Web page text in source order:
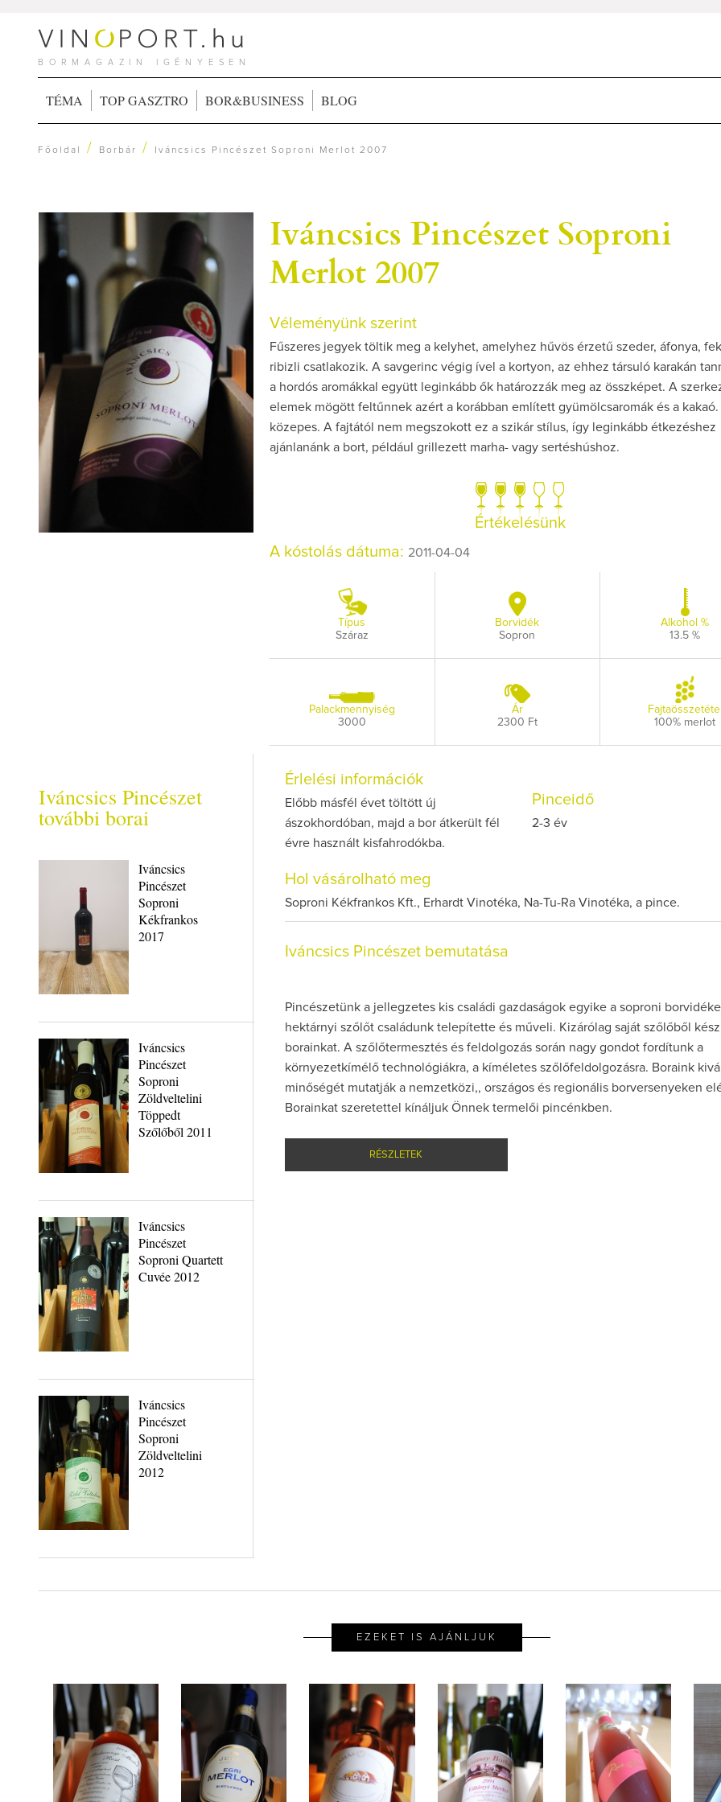
BORMAGAZIN IGÉNYESEN
TÉMA TOP GASZTRO BOR&BUSINESS BLOG
Főoldal / Borbár / Iváncsics Pincészet Soproni Merlot 2007
Iváncsics Pincészet Soproni
Merlot 2007
Véleményünk szerint
Fűszeres jegyek töltik meg a kelyhet, amelyhez hűvös érzetű szeder, áfonya,
ribizli csatlakozik. A savgerinc végig ível a kortyon, az ehhez társuló karakán
a hordós aromákkal együtt leginkább ők határozzák meg az összképet. A
elemek mögött feltűnnek azért a korábban említett gyümölcsaromák és a
közepes. A fajtától nem megszokott ez a szikár stílus, így leginkább étkezéshez
ajánlanánk a bort, például grillezett marha- vagy sertéshúshoz.
Értékelésünk
A kóstolás dátuma: 2011-04-04
Típus
Száraz
Borvidék
Sopron
Alkohol %
13.5 %
Palackmennyiség
3000
Ár
2300 Ft
Fajtaösszetétel
100% merlot
Iváncsics Pincészet
további borai
Iváncsics
Pincészet
Soproni
Kékfrankos
2017
Iváncsics
Pincészet
Soproni
Zöldveltelini
Töppedt
Szőlőből 2011
Iváncsics
Pincészet
Soproni Quartett
Cuvée 2012
Iváncsics
Pincészet
Soproni
Zöldveltelini
2012
Érlelési információk
Előbb másfél évet töltött új
ászokhordóban, majd a bor átkerült fél
évre használt kisfahrodókba.
Pinceidő
2-3 év
Hol vásárolható meg
Soproni Kékfrankos Kft., Erhardt Vinotéka, Na-Tu-Ra Vinotéka, a pince.
Iváncsics Pincészet bemutatása
Pincészetünk a jellegzetes kis családi gazdaságok egyike a soproni
hektárnyi szőlőt családunk telepítette és műveli. Kizárólag saját szőlőből
borainkat. A szőlőtermesztés és feldolgozás során nagy gondot fordítunk a
környezetkímélő technológiákra, a kíméletes szőlőfeldolgozásra. Boraink
minőségét mutatják a nemzetközi,, országos és regionális borversenyeken
Borainkat szeretettel kínáljuk Önnek termelői pincénkben.
RÉSZLETEK
EZEKET IS AJÁNLJUK